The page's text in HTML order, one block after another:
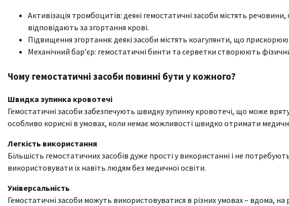
Активізація тромбоцитів: деякі гемостатичні засоби містять
відповідають за згортання крові.
Підвищення згортання: деякі засоби містять коагулянти, що
Механічний бар’єр: гемостатичні бинти та серветки створюють
Чому гемостатичні засоби повинні бути у кожного?
Швидка зупинка кровотечі
Гемостатичні засоби забезпечують швидку зупинку кровотечі, що може
особливо корисні в умовах, коли немає можливості швидко отримати
Легкість використання
Більшість гемостатичних засобів дуже прості у використанні і не
використовувати їх навіть людям без медичної освіти.
Універсальність
Гемостатичні засоби можуть використовуватися в різних умовах – вдома,